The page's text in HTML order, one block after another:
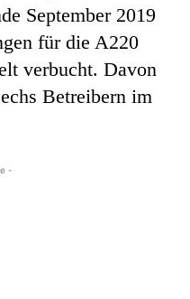
September 2019
für die A220
verbucht. Davon
Betreibern im
-